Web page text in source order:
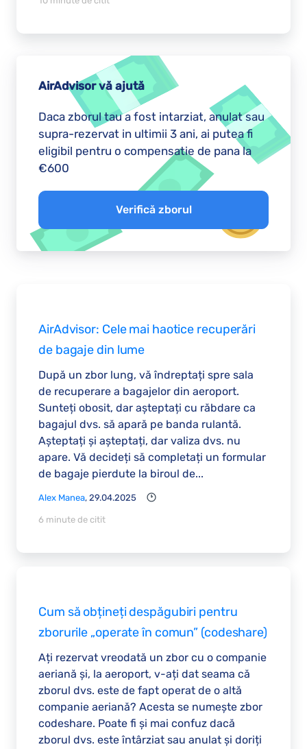
AirAdvisor vă ajută
Daca zborul tau a fost intarziat, anulat sau
supra-rezervat in ultimii 3 ani, ai putea fi
eligibil pentru o compensatie de pana la
€600
Verifică zborul
AirAdvisor: Cele mai haotice recuperări
de bagaje din lume
După un zbor lung, vă îndreptați spre sala
de recuperare a bagajelor din aeroport.
Sunteți obosit, dar așteptați cu răbdare ca
bagajul dvs. să apară pe banda rulantă.
Așteptați și așteptați, dar valiza dvs. nu
apare. Vă decideți să completați un formular
de bagaje pierdute la biroul de...
Alex Manea, 29.04.2025
6 minute de citit
Cum să obțineți despăgubiri pentru
zborurile „operate în comun” (codeshare)
Ați rezervat vreodată un zbor cu o companie
aeriană și, la aeroport, v-ați dat seama că
zborul dvs. este de fapt operat de o altă
companie aeriană? Acesta se numește zbor
codeshare. Poate fi și mai confuz dacă
zborul dvs. este întârziat sau anulat și doriți